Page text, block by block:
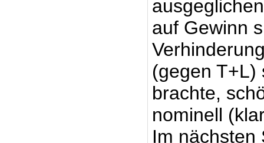
auf Gewinn
(gegen T+L)
brachte,
nominell
Im nächsten